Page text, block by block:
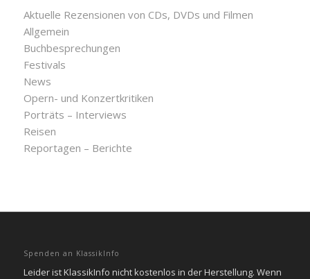
Aktuelle Rezensionen von CDs, DVDs und Filmen
Allgemein
Buchbesprechungen
Festivals
News
Opern- und Konzertkritiken
Porträts – Interviews
Reisen
Reportagen – Berichte
Spenden an KlassikInfo
Leider ist KlassikInfo nicht kostenlos in der Herstellung. Wenn